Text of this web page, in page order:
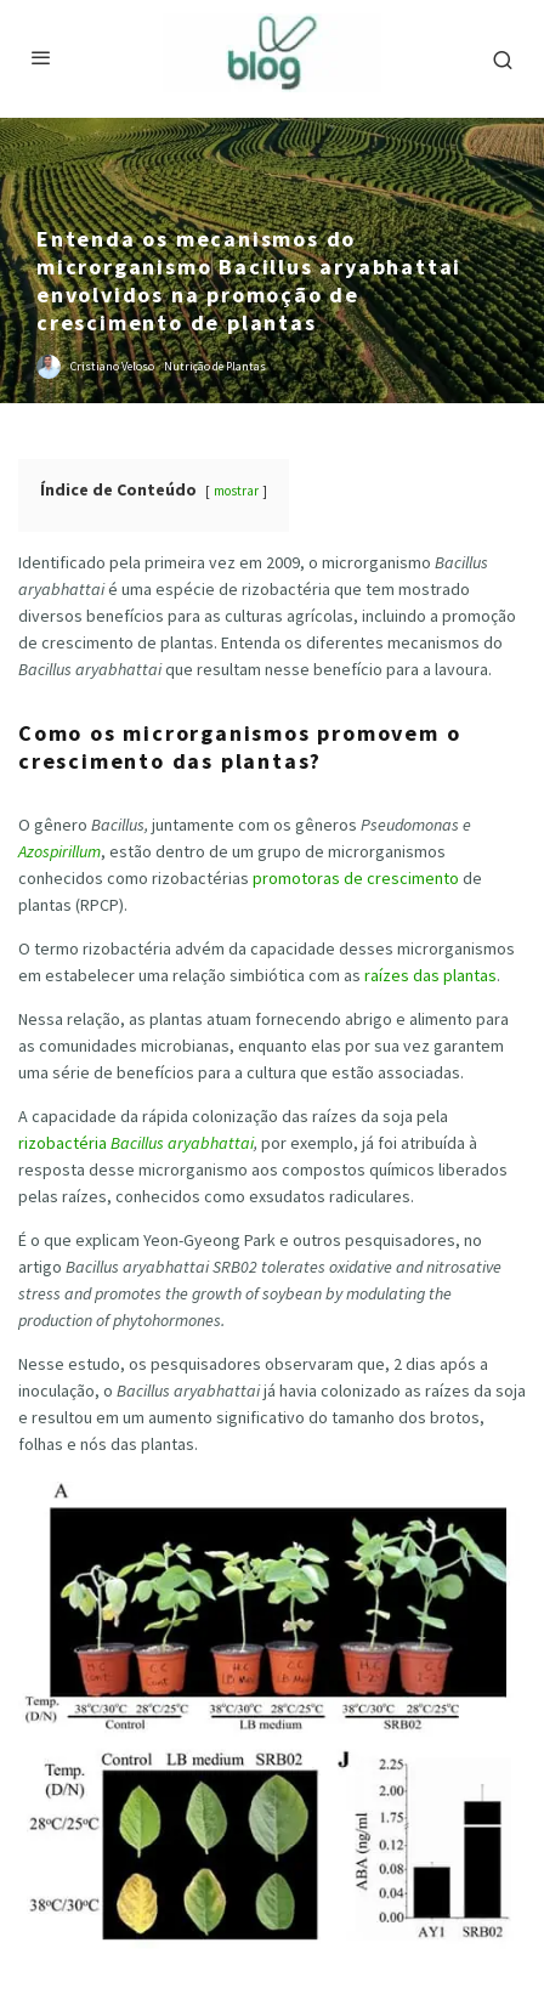
Entenda os mecanismos do
microrganismo Bacillus aryabhattai
envolvidos na promoção de
crescimento de plantas
Cristiano Veloso · Nutrição de Plantas
Índice de Conteúdo mostrar
Identificado pela primeira vez em 2009, o microrganismo Bacillus
aryabhattaié uma espécie de rizobactéria que tem mostrado
diversos benefícios para as culturas agrícolas, incluindo a promoção
de crescimento de plantas. Entenda os diferentes mecanismos do
Bacillus aryabhattaique resultam nesse benefício para a lavoura.
Como os microrganismos promovem o
crescimento das plantas?
O gênero Bacillus, juntamente com os gêneros Pseudomonas e
Azospirillum, estão dentro de um grupo de microrganismos
conhecidos como rizobactérias promotoras de crescimento de
plantas (RPCP).
O termo rizobactéria advém da capacidade desses microrganismos
em estabelecer uma relação simbiótica com as raízes das plantas.
Nessa relação, as plantas atuam fornecendo abrigo e alimento para
as comunidades microbianas, enquanto elas por sua vez garantem
uma série de benefícios para a cultura que estão associadas.
A capacidade da rápida colonização das raízes da soja pela
rizobactéria Bacillus aryabhattai, por exemplo, já foi atribuída à
resposta desse microrganismo aos compostos químicos liberados
pelas raízes, conhecidos como exsudatos radiculares.
É o que explicam Yeon-Gyeong Park e outros pesquisadores, no
artigo Bacillus aryabhattai SRB02 tolerates oxidative and nitrosative
stress and promotes the growth of soybean by modulating the
production of phytohormones.
Nesse estudo, os pesquisadores observaram que, 2 dias após a
inoculação, o Bacillus aryabhattaijá havia colonizado as raízes da soja
e resultou em um aumento significativo do tamanho dos brotos,
folhas e nós das plantas.